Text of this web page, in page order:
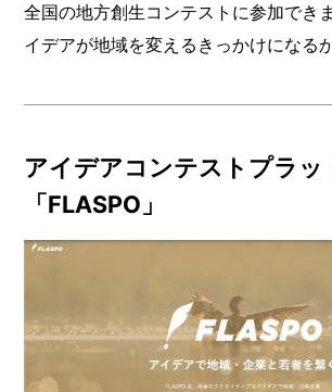
全国の地方創生コンテストに参加でき
イデアが地域を変えるきっかけになる
アイデアコンテストプラッ
「FLASPO」